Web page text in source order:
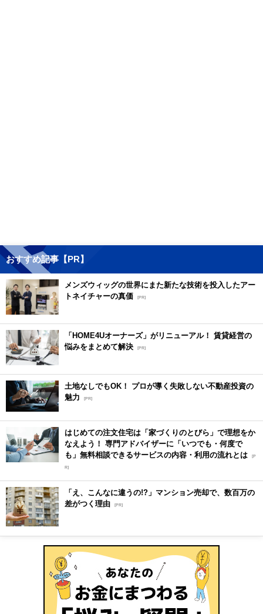
おすすめ記事【PR】
メンズウィッグの世界にまた新たな技術を投入したアー
トネイチャーの真価 [PR]
「HOME4Uオーナーズ」がリニューアル！ 賃貸経営の
悩みをまとめて解決 [PR]
土地なしでもOK！ プロが導く失敗しない不動産投資の
魅力
[PR]
はじめての注文住宅は「家づくりのとびら」で理想をか
なえよう！ 専門アドバイザーに「いつでも・何度で
も」無料相談できるサービスの内容・利用の流れとは [P
R]
「え、こんなに違うの!?」マンション売却で、数百万の
差がつく理由 [PR]